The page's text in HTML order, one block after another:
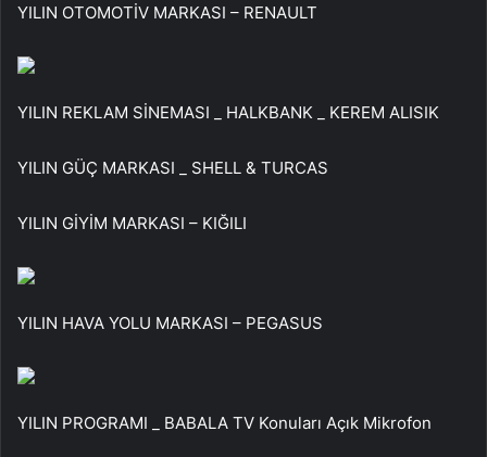
YILIN OTOMOTİV MARKASI – RENAULT
YILIN REKLAM SİNEMASI _ HALKBANK _ KEREM ALISIK
YILIN GÜÇ MARKASI _ SHELL & TURCAS
YILIN GİYİM MARKASI – KIĞILI
YILIN HAVA YOLU MARKASI – PEGASUS
YILIN PROGRAMI _ BABALA TV Konuları Açık Mikrofon